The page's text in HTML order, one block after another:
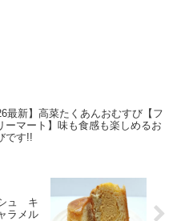
最新】高菜たくあんおむすび【フ
ーマート】味も食感も楽しめるお
です!!
ュ キ
ラメル